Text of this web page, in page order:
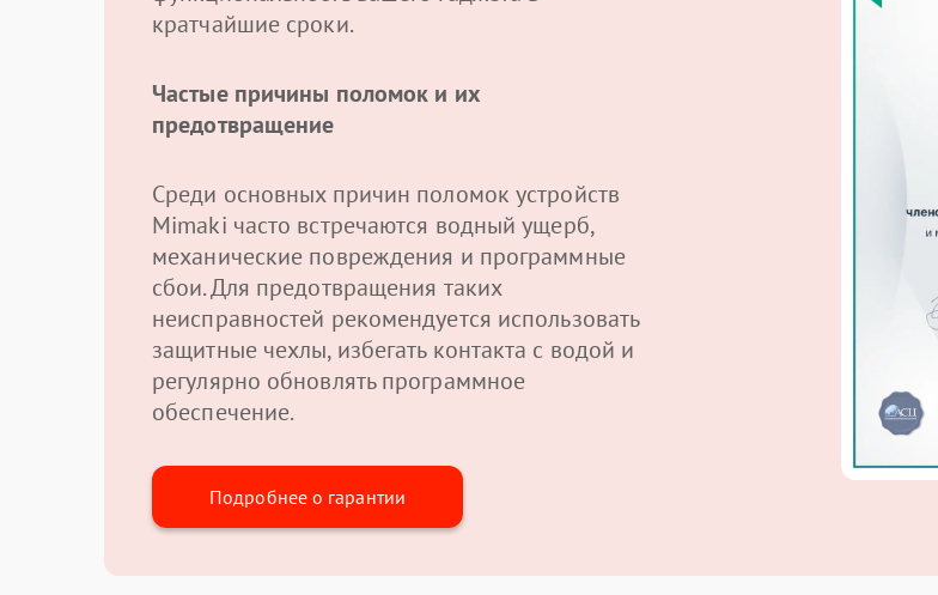
кратчайшие сроки.
Частые причины поломок и их
предотвращение
Среди основных причин поломок устройств
Mimaki часто встречаются водный ущерб,
механические повреждения и программные
сбои. Для предотвращения таких
неисправностей рекомендуется использовать
защитные чехлы, избегать контакта с водой и
регулярно обновлять программное
обеспечение.
Подробнее о гарантии